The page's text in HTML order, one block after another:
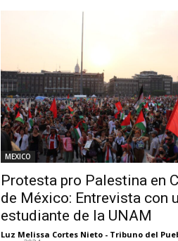
MEXICO
Protesta pro Palestina en
de México: Entrevista con
estudiante de la UNAM
Luz Melissa Cortes Nieto - Tribuno del